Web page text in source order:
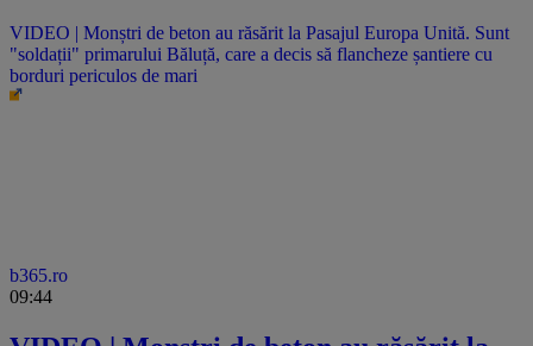
VIDEO | Monștri de beton au răsărit la Pasajul Europa Unită. Sunt
"soldații" primarului Băluță, care a decis să flancheze șantiere cu
borduri periculos de mari
b365.ro
09:44